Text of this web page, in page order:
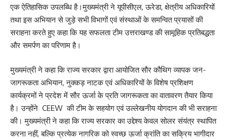
एक ऐतिहासिक उपलब्धि है।मुख्यमंत्री ने यूपीसीएल, ऊरेडा, क्षेत्रीय अधिकारियों
तथा इस अभियान से जुड़े सभी विभागों एवं संस्थाओं के समन्वित प्रयासों की
सराहना करते हुए कहा कि यह सफलता टीम उत्तराखण्ड की सामूहिक प्रतिबद्धता
और समर्पण का परिणाम है।
मुख्यमंत्री ने कहा कि राज्य सरकार द्वारा आयोजित सौर कौथिग व्यापक जन-
जागरूकता अभियान, नुक्कड़ नाटक एवं अधिकारियों के विशेष प्रशिक्षण
कार्यक्रमों ने प्रदेश में सौर ऊर्जा के प्रति जागरूकता का वातावरण तैयार किया
है। उन्होंने CEEW की टीम के सहयोग एवं उल्लेखनीय योगदान की भी सराहना
की। मुख्यमंत्री ने कहा कि राज्य सरकार का उद्देश्य केवल सोलर संयंत्र स्थापित
करना नहीं, बल्कि प्रत्येक नागरिक को स्वच्छ ऊर्जा क्रांति का सक्रिय भागीदार